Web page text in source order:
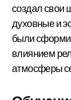
создал свои
духовные и
были
влиянием
атмосферы